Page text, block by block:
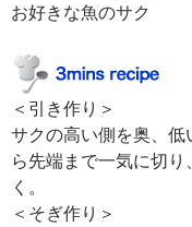
お好きな魚のサク
＜引き作り＞
サクの高い側を奥、
ら先端まで一気に切
く。
＜そぎ作り＞